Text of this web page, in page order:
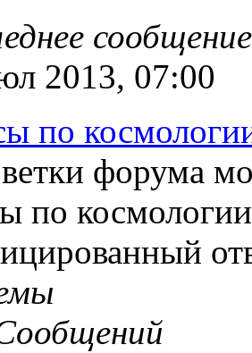
сообщение
2013, 07:00
по
форума
по